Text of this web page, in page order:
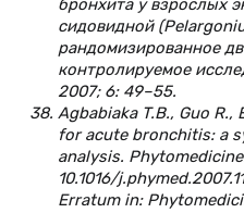
бронхита у взрослых
сидовидной
рандомизированное
контролируемое
2007; 6: 49–55.
Agbabiaka T.B., Guo
for acute bronchitis: a
analysis.
10.1016/
Erratum in: